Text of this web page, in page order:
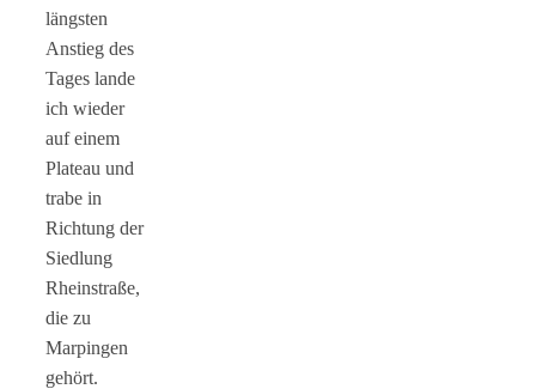
längsten
Anstieg des
Tages lande
ich wieder
auf einem
Plateau und
trabe in
Richtung der
Siedlung
Rheinstraße,
die zu
Marpingen
gehört.